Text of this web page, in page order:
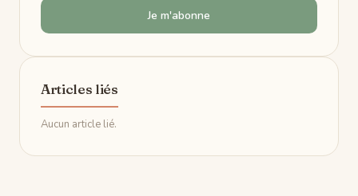
Je m'abonne
Articles liés
Aucun article lié.